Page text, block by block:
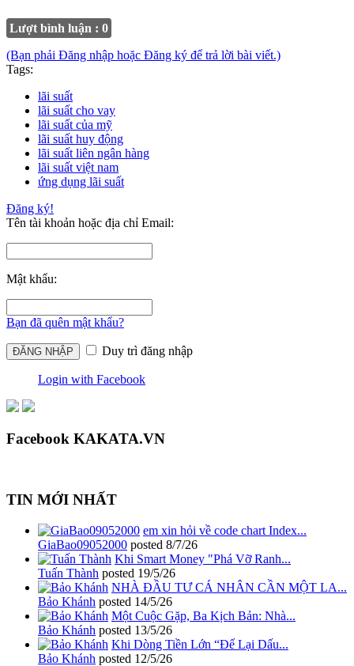
Lượt bình luận : 0
(Bạn phải Đăng nhập hoặc Đăng ký để trả lời bài viết.)
Tags:
lãi suất
lãi suất cho vay
lãi suất của mỹ
lãi suất huy động
lãi suất liên ngân hàng
lãi suất việt nam
ứng dụng lãi suất
Đăng ký!
Tên tài khoản hoặc địa chỉ Email:
Mật khẩu:
Bạn đã quên mật khẩu?
Duy trì đăng nhập
Login with Facebook
Facebook KAKATA.VN
TIN MỚI NHẤT
em xin hỏi về code chart Index...
GiaBao09052000 posted 8/7/26
Khi Smart Money "Phá Vỡ Ranh...
Tuấn Thành posted 19/5/26
NHÀ ĐẦU TƯ CÁ NHÂN CẦN MỘT LA...
Bảo Khánh posted 14/5/26
Một Cuộc Gặp, Ba Kịch Bản: Nhà...
Bảo Khánh posted 13/5/26
Khi Dòng Tiền Lớn “Để Lại Dấu...
Bảo Khánh posted 12/5/26